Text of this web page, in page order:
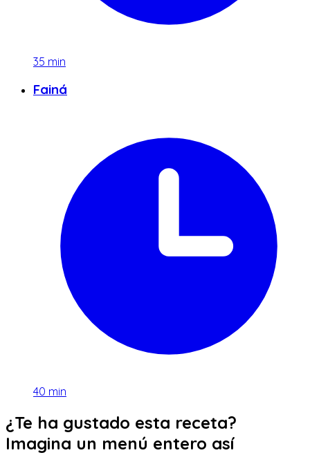
35 min
Fainá
40 min
¿Te ha gustado esta receta?
Imagina un menú entero así